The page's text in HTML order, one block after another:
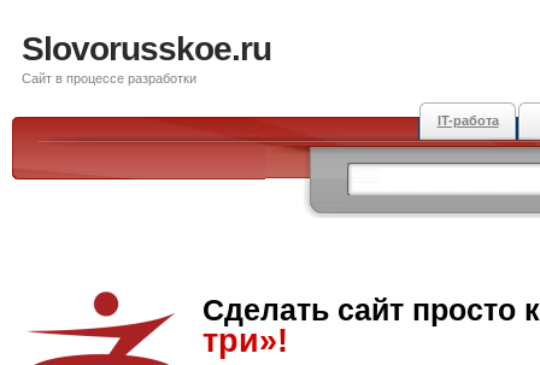
Slovorusskoe.ru
Сайт в процессе разработки
IT-работа
Сделать сайт просто
три»!